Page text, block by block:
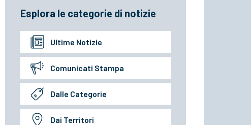
Esplora le categorie di notizie
Ultime Notizie
Comunicati Stampa
Dalle Categorie
Dai Territori